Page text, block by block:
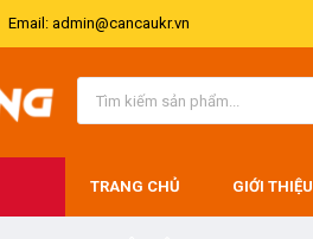
Email: admin@cancaukr.vn
TRANG CHỦ GIỚI THIỆU